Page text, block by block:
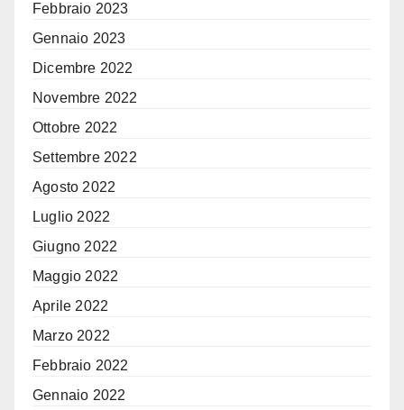
Febbraio 2023
Gennaio 2023
Dicembre 2022
Novembre 2022
Ottobre 2022
Settembre 2022
Agosto 2022
Luglio 2022
Giugno 2022
Maggio 2022
Aprile 2022
Marzo 2022
Febbraio 2022
Gennaio 2022